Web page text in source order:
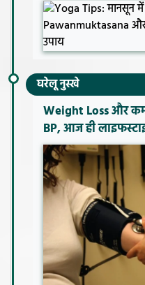
घरेलू नुस्खे
Weight Loss और
BP, आज ही